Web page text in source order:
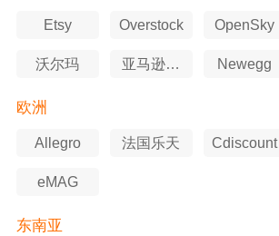
Etsy Overstock OpenSky
沃尔玛
亚马逊美
Newegg
欧洲
Allegro 法国乐天 Cdiscount
eMAG
东南亚